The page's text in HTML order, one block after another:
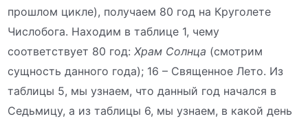
прошлом цикле), получаем 80 год на Круголете
Числобога. Находим в таблице 1, чему
соответствует 80 год:Храм Солнца (смотрим
сущность данного года); 16 – Священное Лето. Из
таблицы 5, мы узнаем, что данный год начался в
Седьмицу, а из таблицы 6, мы узнаем, в какой день